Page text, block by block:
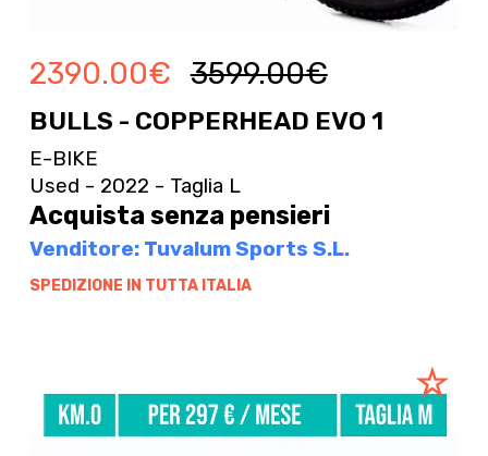
2390.00€ 3599.00€
BULLS - COPPERHEAD EVO 1
E-BIKE
Used - 2022 - Taglia L
Acquista senza pensieri
Venditore: Tuvalum Sports S.L.
SPEDIZIONE IN TUTTA ITALIA